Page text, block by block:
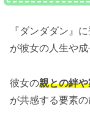
『ダンダダン』
が彼女の人生や
彼女の親との絆
が共感する要素の